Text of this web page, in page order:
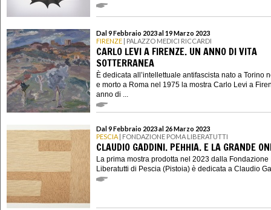
Dal 9 Febbraio 2023 al 19 Marzo 2023
FIRENZE | PALAZZO MEDICI RICCARDI
CARLO LEVI A FIRENZE. UN ANNO DI VITA
SOTTERRANEA
È dedicata all’intellettuale antifascista nato a Torino
e morto a Roma nel 1975 la mostra Carlo Levi a
anno di ...
Dal 9 Febbraio 2023 al 26 Marzo 2023
PESCIA | FONDAZIONE POMA LIBERATUTTI
CLAUDIO GADDINI. PEHHIA. E LA GRANDE
La prima mostra prodotta nel 2023 dalla Fondazione
Liberatutti di Pescia (Pistoia) è dedicata a Claudio